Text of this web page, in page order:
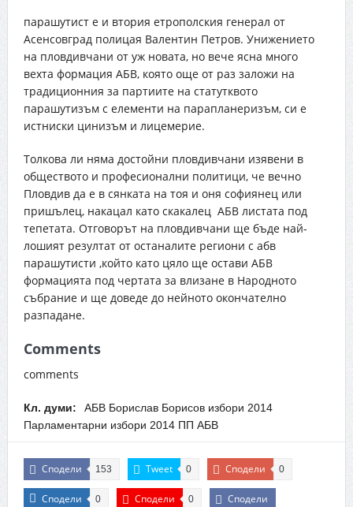
парашутист е и втория етрополския генерал от
Асенсовград полицая Валентин Петров. Унижението
на пловдивчани от уж новата, но вече ясна много
вехта формация АБВ, която още от раз заложи на
традиционния за партиите на статутквото
парашутизъм с елементи на парапланеризъм, си е
истниски цинизъм и лицемерие.
Толкова ли няма достойни пловдивчани изявени в
обществото и професионални политици, че вечно
Пловдив да е в сянката на тоя и оня софиянец или
пришълец, накацал като скакалец АБВ листата под
тепетата. Отговорът на пловдивчани ще бъде най-
лошият резултат от останалите региони с абв
парашутисти ,който като цяло ще остави АБВ
формацията под чертата за влизане в Народното
събрание и ще доведе до нейното окончателно
разпадане.
Comments
comments
Кл. думи:
АБВ Борислав Борисов избори 2014
Парламентарни избори 2014 ПП АБВ
Сподели 153 Tweet 0 Сподели 0
Сподели 0 Сподели 0 Сподели